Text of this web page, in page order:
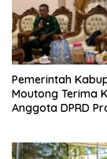
Pemerintah
Moutong Terima
Anggota DPRD